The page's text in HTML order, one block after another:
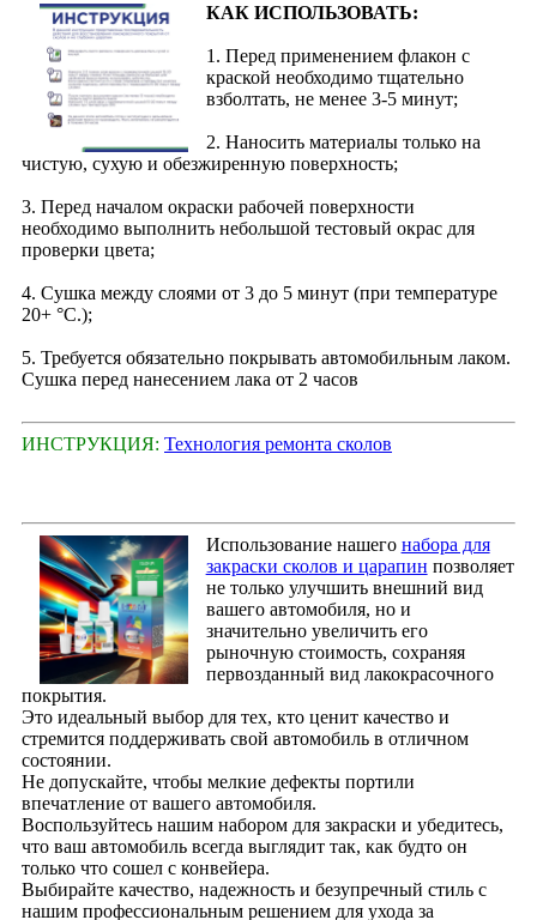
КАК ИСПОЛЬЗОВАТЬ:
1. Перед применением флакон с
краской необходимо тщательно
взболтать, не менее 3-5 минут;
2. Наносить материалы только на
чистую, сухую и обезжиренную поверхность;
3. Перед началом окраски рабочей поверхности
необходимо выполнить небольшой тестовый окрас для
проверки цвета;
4. Сушка между слоями от 3 до 5 минут (при температуре
20+ °С.);
5. Требуется обязательно покрывать автомобильным лаком.
Сушка перед нанесением лака от 2 часов
ИНСТРУКЦИЯ: Технология ремонта сколов
Использование нашего набора для
закраски сколов и царапин позволяет
не только улучшить внешний вид
вашего автомобиля, но и
значительно увеличить его
рыночную стоимость, сохраняя
первозданный вид лакокрасочного
покрытия.
Это идеальный выбор для тех, кто ценит качество и
стремится поддерживать свой автомобиль в отличном
состоянии.
Не допускайте, чтобы мелкие дефекты портили
впечатление от вашего автомобиля.
Воспользуйтесь нашим набором для закраски и убедитесь,
что ваш автомобиль всегда выглядит так, как будто он
только что сошел с конвейера.
Выбирайте качество, надежность и безупречный стиль с
нашим профессиональным решением для ухода за